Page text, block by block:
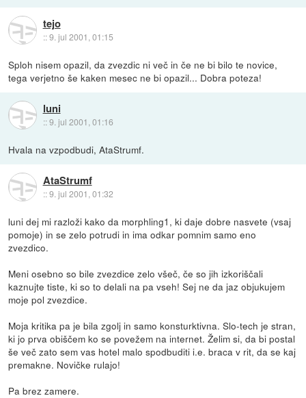
tejo
::9. jul 2001, 01:15
Sploh nisem opazil, da zvezdic ni več in če ne bi bilo te novice,
tega verjetno še kaken mesec ne bi opazil... Dobra poteza!
luni
::9. jul 2001, 01:16
Hvala na vzpodbudi, AtaStrumf.
AtaStrumf
::9. jul 2001, 01:32
luni dej mi razloži kako da morphling1, ki daje dobre nasvete (vsaj
pomoje) in se zelo potrudi in ima odkar pomnim samo eno
zvezdico.
Meni osebno so bile zvezdice zelo všeč, če so jih izkoriščali
kaznujte tiste, ki so to delali na pa vseh! Sej ne da jaz objukujem
moje pol zvezdice.
Moja kritika pa je bila zgolj in samo konsturktivna. Slo-tech je stran,
ki jo prva obiščem ko se povežem na internet. Želim si, da bi postal
še več zato sem vas hotel malo spodbuditi i.e. braca v rit, da se kaj
premakne. Novičke rulajo!
Pa brez zamere.